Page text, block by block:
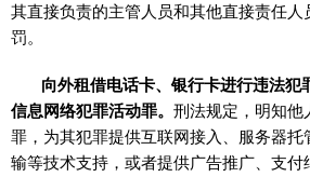
其直接负责的主管人员和其他直接责任人
罚。
向外租借电话卡、银行卡进行违法犯
信息网络犯罪活动罪。 刑法规定，明知他
罪，为其犯罪提供互联网接入、服务器
输等技术支持，或者提供广告推广、支